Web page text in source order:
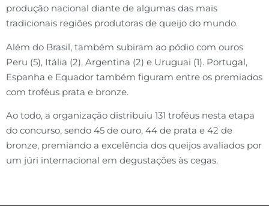
produção nacional diante de algumas das mais
tradicionais regiões produtoras de queijo do mundo.
Além do Brasil, também subiram ao pódio com ouros
Peru (5), Itália (2), Argentina (2) e Uruguai (1). Portugal,
Espanha e Equador também figuram entre os premiados
com troféus prata e bronze.
Ao todo, a organização distribuiu 131 troféus nesta etapa
do concurso, sendo 45 de ouro, 44 de prata e 42 de
bronze, premiando a excelência dos queijos avaliados por
um júri internacional em degustações às cegas.